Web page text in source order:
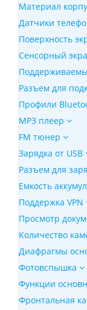
Материал
Датчики
Поверхность
Сенсорный
Разъем для
Профили
MP3 плеер
FM тюнер
Зарядка от USB
Разъем для
Емкость
Поддержка VPN
Просмотр
Количество
Диафрагмы
Фотовспышка
Функции
Фронтальная